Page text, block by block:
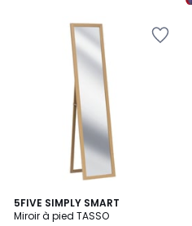
5FIVE SIMPLY SMART
Miroir à pied TASSO